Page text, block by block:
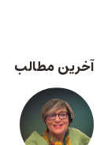
آخرین مطالب